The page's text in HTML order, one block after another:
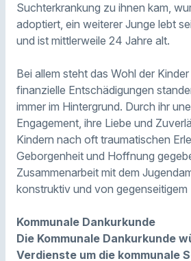
Suchterkrankung zu ihnen kam,
adoptiert, ein weiterer Junge lebt
und ist mittlerweile 24 Jahre alt.
Bei allem steht das Wohl der
finanzielle Entschädigungen
immer im Hintergrund. Durch ihr
Engagement, ihre Liebe und
Kindern nach oft traumatischen
Geborgenheit und Hoffnung
Zusammenarbeit mit dem
konstruktiv und von gegenseitigem
Kommunale Dankurkunde
Die Kommunale Dankurkunde
Verdienste um die kommunale